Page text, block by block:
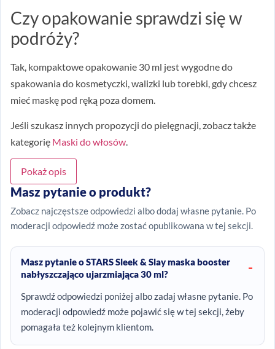
Czy opakowanie sprawdzi się w
podróży?
Tak, kompaktowe opakowanie 30 ml jest wygodne do
spakowania do kosmetyczki, walizki lub torebki, gdy chcesz
mieć maskę pod ręką poza domem.
Jeśli szukasz innych propozycji do pielęgnacji, zobacz także
kategorię Maski do włosów.
Pokaż opis
Masz pytanie o produkt?
Zobacz najczęstsze odpowiedzi albo dodaj własne pytanie. Po
moderacji odpowiedź może zostać opublikowana w tej sekcji.
Masz pytanie o STARS Sleek & Slay maska booster
nabłyszczająco ujarzmiająca 30 ml?
Sprawdź odpowiedzi poniżej albo zadaj własne pytanie. Po
moderacji odpowiedź może pojawić się w tej sekcji, żeby
pomagała też kolejnym klientom.